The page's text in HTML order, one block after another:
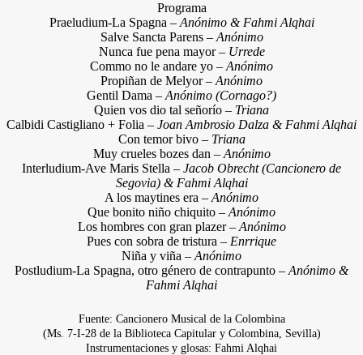
Programa
Praeludium-La Spagna – Anónimo & Fahmi Alqhai
Salve Sancta Parens – Anónimo
Nunca fue pena mayor – Urrede
Commo no le andare yo – Anónimo
Propiñan de Melyor – Anónimo
Gentil Dama – Anónimo (Cornago?)
Quien vos dio tal señorío – Triana
Calbidi Castigliano + Folia – Joan Ambrosio Dalza & Fahmi Alqhai
Con temor bivo – Triana
Muy crueles bozes dan – Anónimo
Interludium-Ave Maris Stella – Jacob Obrecht (Cancionero de
Segovia) & Fahmi Alqhai
A los maytines era – Anónimo
Que bonito niño chiquito – Anónimo
Los hombres con gran plazer – Anónimo
Pues con sobra de tristura – Enrrique
Niña y viña – Anónimo
Postludium-La Spagna, otro género de contrapunto – Anónimo &
Fahmi Alqhai
Fuente: Cancionero Musical de la Colombina
(Ms. 7-I-28 de la Biblioteca Capitular y Colombina, Sevilla)
Instrumentaciones y glosas: Fahmi Alqhai